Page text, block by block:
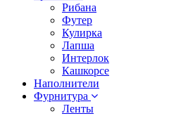
Рибана
Футер
Кулирка
Лапша
Интерлок
Кашкорсе
Наполнители
Фурнитура
Ленты